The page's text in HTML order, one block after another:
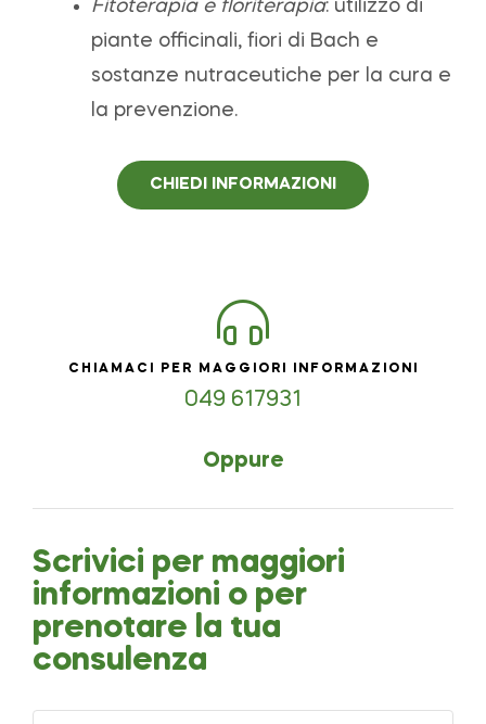
Fitoterapia e floriterapia: utilizzo di
piante officinali, fiori di Bach e
sostanze nutraceutiche per la cura e
la prevenzione.
CHIEDI INFORMAZIONI
CHIAMACI PER MAGGIORI INFORMAZIONI
049 617931
Oppure
Scrivici per maggiori
informazioni o per
prenotare la tua
consulenza